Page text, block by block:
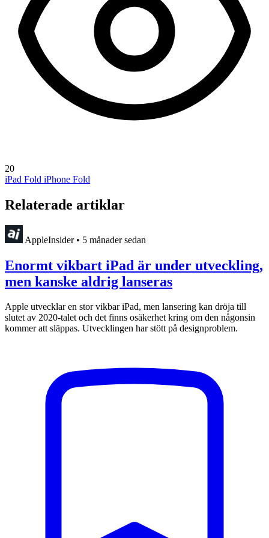
20
iPad Fold iPhone Fold
Relaterade artiklar
AppleInsider • 5 månader sedan
Enormt vikbart iPad är under utveckling,
men kanske aldrig lanseras
Apple utvecklar en stor vikbar iPad, men lansering kan dröja till
slutet av 2020-talet och det finns osäkerhet kring om den någonsin
kommer att släppas. Utvecklingen har stött på designproblem.